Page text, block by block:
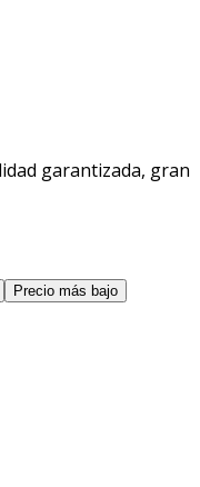
garantizada, gran
Precio más bajo